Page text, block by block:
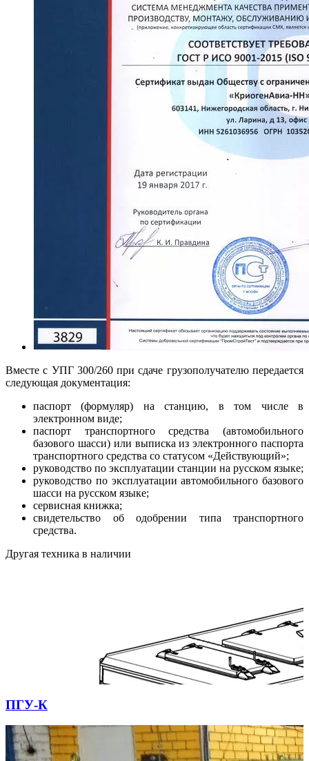
Вместе с УПГ 300/260 при сдаче грузополучателю передается
следующая документация:
паспорт (формуляр) на станцию, в том числе в
электронном виде;
паспорт транспортного средства (автомобильного
базового шасси) или выписка из электронного паспорта
транспортного средства со статусом «Действующий»;
руководство по эксплуатации станции на русском языке;
руководство по эксплуатации автомобильного базового
шасси на русском языке;
сервисная книжка;
свидетельство об одобрении типа транспортного
средства.
Другая техника в наличии
ПГУ-К